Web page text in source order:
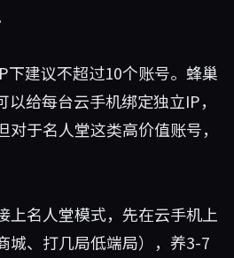
下建议不超过10个账号。蜂巢
给每台云手机绑定独立IP，
于名人堂这类高价值账号，
上名人堂模式，先在云手机上
城、打几局低端局），养3-7